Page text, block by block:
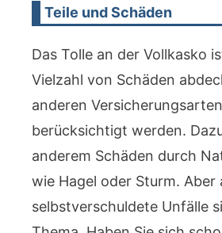
Teile und Schäden
Das Tolle an der Vollkasko
Vielzahl von Schäden
anderen
berücksichtigt werden.
anderem Schäden durch
wie Hagel oder Sturm. Aber
selbstverschuldete Unfälle